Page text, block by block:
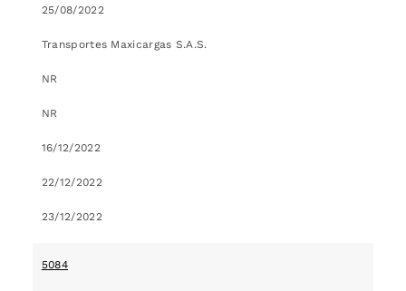
25/08/2022
Transportes Maxicargas S.A.S.
NR
NR
16/12/2022
22/12/2022
23/12/2022
5084